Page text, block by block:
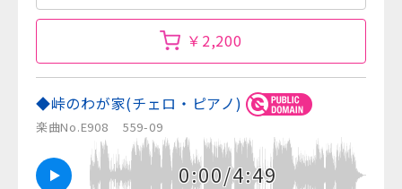
￥2,200
◆峠のわが家(チェロ・ピアノ)
楽曲No.E908 559-09
0:00/4:49